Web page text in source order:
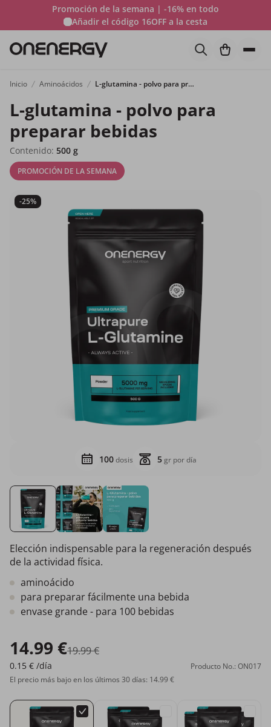
Promoción de la semana | -16% en todo
Añadir el código 16OFF a la cesta
Inicio Aminoácidos L-glutamina - polvo para preparar bebidas
L-glutamina - polvo para
preparar bebidas
Contenido: 500 g
PROMOCIÓN DE LA SEMANA
-25%
100dosis 5gr por día
Elección indispensable para la regeneración después
de la actividad física.
aminoácido
para preparar fácilmente una bebida
envase grande - para 100 bebidas
14.99 €19.99 €
0.15 € /día
Producto No.: ON017
El precio más bajo en los últimos 30 días: 14.99 €